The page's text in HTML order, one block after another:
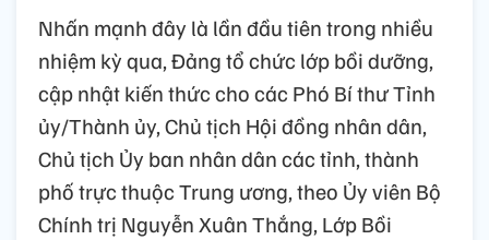
Nhấn mạnh đây là lần đầu tiên trong nhiều
nhiệm kỳ qua, Đảng tổ chức lớp bồi dưỡng,
cập nhật kiến thức cho các Phó Bí thư Tỉnh
ủy/Thành ủy, Chủ tịch Hội đồng nhân dân,
Chủ tịch Ủy ban nhân dân các tỉnh, thành
phố trực thuộc Trung ương, theo Ủy viên Bộ
Chính trị Nguyễn Xuân Thắng, Lớp Bồi